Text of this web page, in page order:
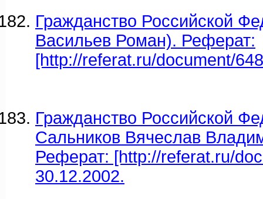
Гражданство Российской
Васильев Роман). Реферат:
[http://referat.ru/document/
Гражданство Российской
Сальников Вячеслав
Реферат: [http://referat.ru/
30.12.2002.